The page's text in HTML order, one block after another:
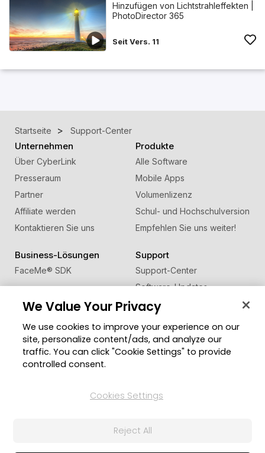
Hinzufügen von Lichtstrahleffekten |
PhotoDirector 365
Seit Vers. 11
Startseite Support-Center
Unternehmen
Über CyberLink
Presseraum
Partner
Affiliate werden
Kontaktieren Sie uns
Produkte
Alle Software
Mobile Apps
Volumenlizenz
Schul- und Hochschulversion
Empfehlen Sie uns weiter!
Business-Lösungen
FaceMe® SDK
Support
Support-Center
Software-Updates
Lernen + Wissen
Community
Mitgliederbereich
Blog
Region ändern
© 2026 CyberLink Corp. Alle Rechte vorbehalten.
We Value Your Privacy
We use cookies to improve your experience on our
site, personalize content/ads, and analyze our
traffic. You can click "Cookie Settings" to provide
controlled consent.
Cookies Settings
Reject All